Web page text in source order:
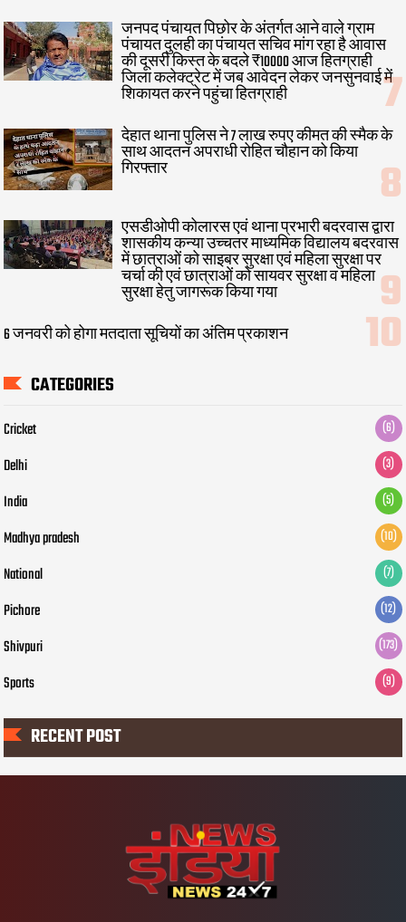
जनपद पंचायत पिछोर के अंतर्गत आने वाले ग्राम
पंचायत दुलही का पंचायत सचिव मांग रहा है आवास
की दूसरी किस्त के बदले ₹10000 आज हितग्राही
जिला कलेक्ट्रेट में जब आवेदन लेकर जनसुनवाई में
शिकायत करने पहुंचा हितग्राही
देहात थाना पुलिस ने 7 लाख रुपए कीमत की स्मैक के
साथ आदतन अपराधी रोहित चौहान को किया
गिरफ्तार
एसडीओपी कोलारस एवं थाना प्रभारी बदरवास द्वारा
शासकीय कन्या उच्चतर माध्यमिक विद्यालय बदरवास
में छात्राओं को साइबर सुरक्षा एवं महिला सुरक्षा पर
चर्चा की एवं छात्राओं को सायवर सुरक्षा व महिला
सुरक्षा हेतु जागरूक किया गया
6 जनवरी को होगा मतदाता सूचियों का अंतिम प्रकाशन
CATEGORIES
Cricket (6)
Delhi (3)
India (5)
Madhya pradesh (10)
National (7)
Pichore (12)
Shivpuri (173)
Sports (9)
RECENT POST